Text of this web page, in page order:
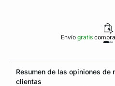
Envíogratis
Resumen de las opiniones de
clientas